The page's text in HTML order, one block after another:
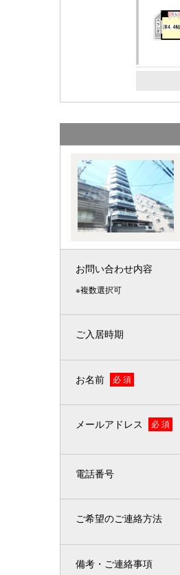
お問い合わせ内容
※複数選択可
ご入居時期
お名前 必 須
メールアドレス 必 須
電話番号
ご希望のご連絡方法
備考・ご連絡事項